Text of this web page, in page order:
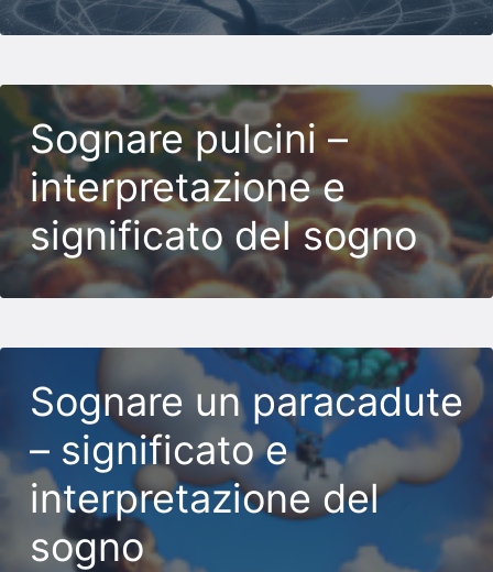
Sognare pulcini –
interpretazione e
significato del sogno
Sognare un paracadute
– significato e
interpretazione del
sogno